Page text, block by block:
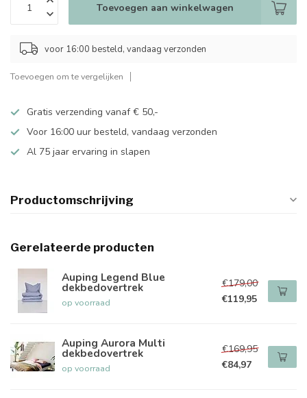
Toevoegen aan winkelwagen
voor 16:00 besteld, vandaag verzonden
Toevoegen om te vergelijken
Gratis verzending vanaf € 50,-
Voor 16:00 uur besteld, vandaag verzonden
Al 75 jaar ervaring in slapen
Productomschrijving
Gerelateerde producten
Auping Legend Blue
dekbedovertrek
op voorraad
€179,00
€119,95
Auping Aurora Multi
dekbedovertrek
op voorraad
€169,95
€84,97